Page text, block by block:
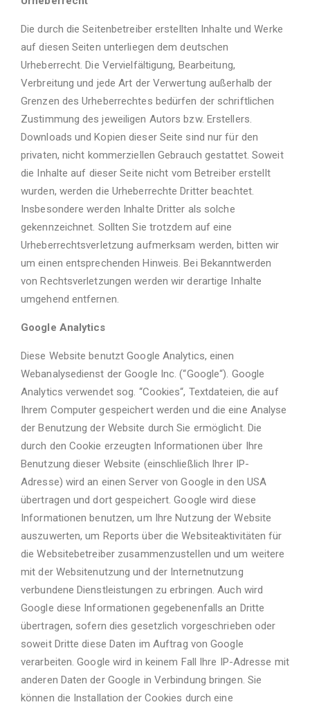
Die durch die Seitenbetreiber erstellten Inhalte und Werke
auf diesen Seiten unterliegen dem deutschen
Urheberrecht. Die Vervielfältigung, Bearbeitung,
Verbreitung und jede Art der Verwertung außerhalb der
Grenzen des Urheberrechtes bedürfen der schriftlichen
Zustimmung des jeweiligen Autors bzw. Erstellers.
Downloads und Kopien dieser Seite sind nur für den
privaten, nicht kommerziellen Gebrauch gestattet. Soweit
die Inhalte auf dieser Seite nicht vom Betreiber erstellt
wurden, werden die Urheberrechte Dritter beachtet.
Insbesondere werden Inhalte Dritter als solche
gekennzeichnet. Sollten Sie trotzdem auf eine
Urheberrechtsverletzung aufmerksam werden, bitten wir
um einen entsprechenden Hinweis. Bei Bekanntwerden
von Rechtsverletzungen werden wir derartige Inhalte
umgehend entfernen.
Google Analytics
Diese Website benutzt Google Analytics, einen
Webanalysedienst der Google Inc. (“Google“). Google
Analytics verwendet sog. “Cookies“, Textdateien, die auf
Ihrem Computer gespeichert werden und die eine Analyse
der Benutzung der Website durch Sie ermöglicht. Die
durch den Cookie erzeugten Informationen über Ihre
Benutzung dieser Website (einschließlich Ihrer IP-
Adresse) wird an einen Server von Google in den USA
übertragen und dort gespeichert. Google wird diese
Informationen benutzen, um Ihre Nutzung der Website
auszuwerten, um Reports über die Websiteaktivitäten für
die Websitebetreiber zusammenzustellen und um weitere
mit der Websitenutzung und der Internetnutzung
verbundene Dienstleistungen zu erbringen. Auch wird
Google diese Informationen gegebenenfalls an Dritte
übertragen, sofern dies gesetzlich vorgeschrieben oder
soweit Dritte diese Daten im Auftrag von Google
verarbeiten. Google wird in keinem Fall Ihre IP-Adresse mit
anderen Daten der Google in Verbindung bringen. Sie
können die Installation der Cookies durch eine